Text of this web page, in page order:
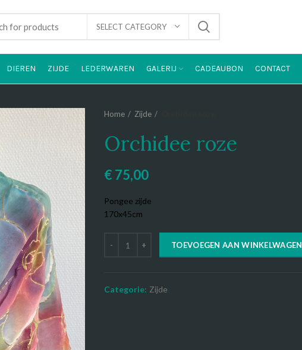
SELECT CATEGORY
DIEREN ZIJDE LEDERWAREN GALERIJ CADEAUBON CONTACT
Home Zijde
Orchidee roze
€ 75,00
Pongee zijde
170x45cm
TOEVOEGEN AAN WINKELWAGEN
Categorie: Zijde